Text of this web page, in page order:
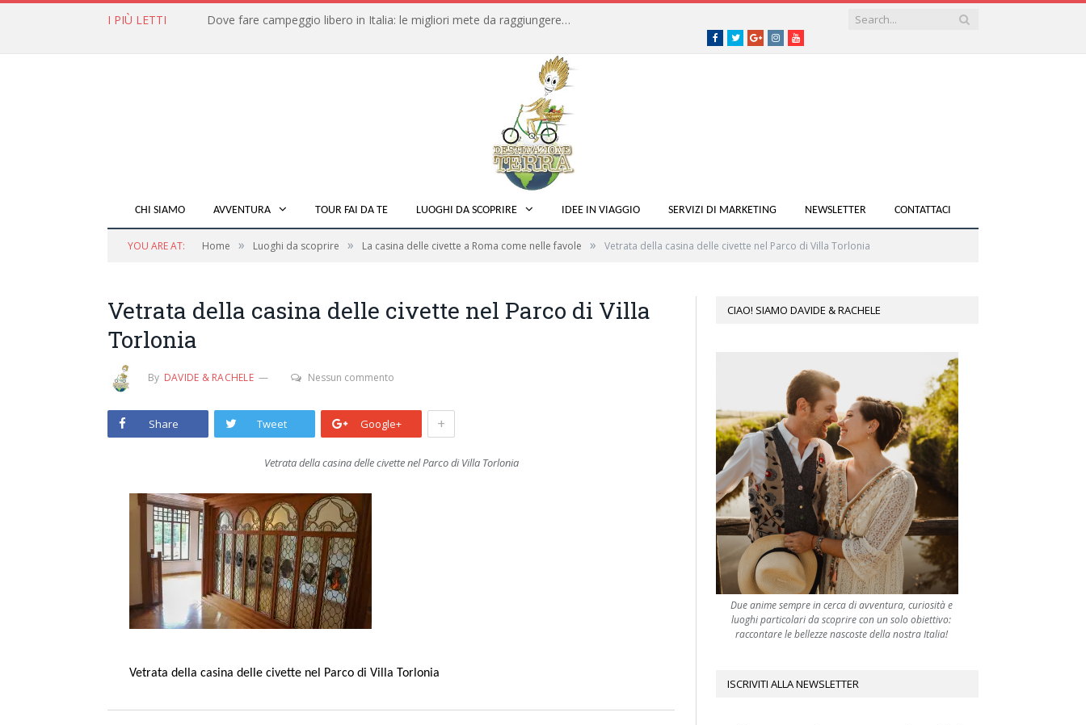
I PIÙ LETTI Dove fare campeggio libero in Italia: le migliori mete da raggiungere in traghetto
Facebook
TwitterGoogle+instagramyoutube
CHI SIAMO AVVENTURA TOUR FAI DA TE LUOGHI DA SCOPRIRE IDEE IN VIAGGIO SERVIZI DI MARKETING NEWSLETTER CONTATTACI
YOU ARE AT: Home » Luoghi da scoprire » La casina delle civette a Roma come nelle favole » Vetrata della casina delle civette nel Parco di Villa Torlonia
Vetrata della casina delle civette nel Parco di Villa
Torlonia
By DAVIDE & RACHELE Nessun commento
Share Tweet Google+ +
Vetrata della casina delle civette nel Parco di Villa Torlonia
Vetrata della casina delle civette nel Parco di Villa Torlonia
CIAO! SIAMO DAVIDE & RACHELE
Due anime sempre in cerca di avventura, curiosità e
luoghi particolari da scoprire con un solo obiettivo:
raccontare le bellezze nascoste della nostra Italia!
ISCRIVITI ALLA NEWSLETTER